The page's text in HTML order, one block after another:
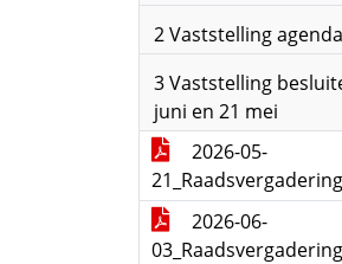
2 Vaststelling agenda
3 Vaststelling
juni en 21 mei
2026-05-
2026-06-